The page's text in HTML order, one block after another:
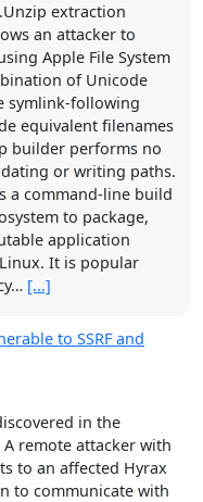
extraction
an attacker to
Apple File System
of Unicode
symlink-following
equivalent filenames
builder performs no
or writing paths.
a command‑line build
to package,
application
It is popular
[...]
to SSRF and
in the
remote attacker with
to an affected Hyrax
to communicate with